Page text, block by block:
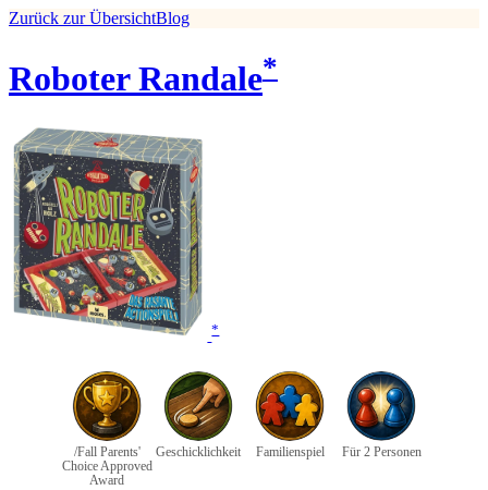
Zurück zur ÜbersichtBlog
Roboter Randale*
*
/Fall Parents'
Choice Approved
Award
Geschicklichkeit Familienspiel Für 2 Personen